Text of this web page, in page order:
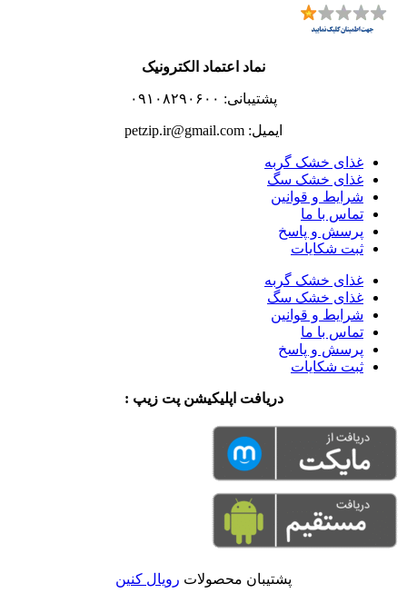
نماد اعتماد الکترونیک
پشتیبانی: ۰۹۱۰۸۲۹۰۶۰۰
ایمیل: petzip.ir@gmail.com
غذای خشک گربه
غذای خشک سگ
شرایط و قوانین
تماس با ما
پرسش و پاسخ
ثبت شکایات
غذای خشک گربه
غذای خشک سگ
شرایط و قوانین
تماس با ما
پرسش و پاسخ
ثبت شکایات
دریافت اپلیکیشن پت زیپ :
پشتیبان محصولات رویال کنین